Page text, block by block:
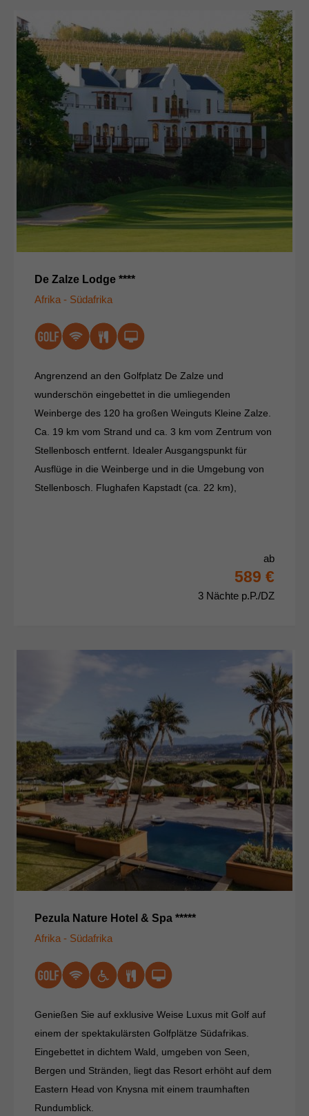
De Zalze Lodge ****
Afrika - Südafrika
Angrenzend an den Golfplatz De Zalze und
wunderschön eingebettet in die umliegenden
Weinberge des 120 ha großen Weinguts Kleine Zalze.
Ca. 19 km vom Strand und ca. 3 km vom Zentrum von
Stellenbosch entfernt. Idealer Ausgangspunkt für
Ausflüge in die Weinberge und in die Umgebung von
Stellenbosch. Flughafen Kapstadt (ca. 22 km),
ab
589 €
3 Nächte p.P./DZ
Pezula Nature Hotel & Spa *****
Afrika - Südafrika
Genießen Sie auf exklusive Weise Luxus mit Golf auf
einem der spektakulärsten Golfplätze Südafrikas.
Eingebettet in dichtem Wald, umgeben von Seen,
Bergen und Stränden, liegt das Resort erhöht auf dem
Eastern Head von Knysna mit einem traumhaften
Rundumblick.